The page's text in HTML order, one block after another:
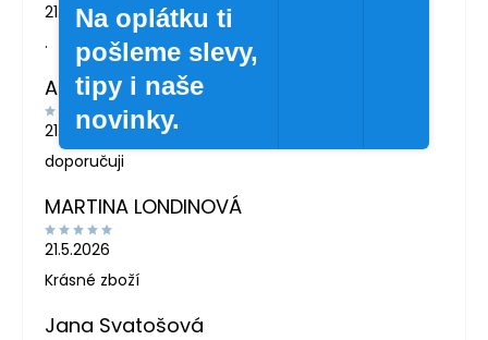
21.7.2026
.
Andrea Žáčková
21.5.2026
doporučuji
MARTINA LONDINOVÁ
21.5.2026
Krásné zboží
Jana Svatošová
Na oplátku ti
pošleme slevy,
tipy i naše
novinky.